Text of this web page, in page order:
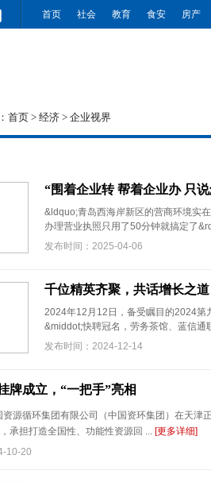
首页 社会 教育 食安 房产
首页 > 经济 > 企业视界
“围着企业转 帮着企业办 只
&ldquo;青岛西海岸新区的营商环境实
办理营业执照只用了50分钟就搞定了
发布时间：2025-04-06
千位精英齐聚，共话增长之
2024年12月12日，备受瞩目的2024第
&middot;快聘冠名，劳务茶馆、蓝信通
发布时间：2024-12-14
牌成立，“一把手”亮相
源循环集团有限公司（中国资环集团）在天津
承担打造全国性、功能性资源回 ... [更多详细]
10-20